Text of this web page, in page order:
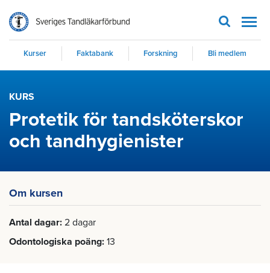
Kurser Faktabank Forskning Bli medlem
KURS
Protetik för tandsköterskor
och tandhygienister
Om kursen
Antal dagar 2 dagar
Odontologiska poäng 13